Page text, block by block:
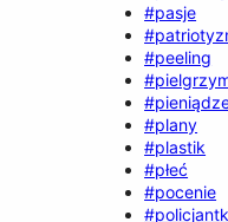
#pasje
#peeling
#plany
#plastik
#płeć
#pocenie